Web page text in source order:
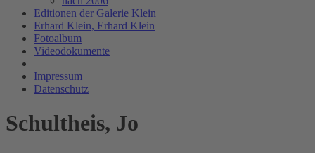
Editionen der Galerie Klein
Erhard Klein, Erhard Klein
Fotoalbum
Videodokumente
Impressum
Datenschutz
Schultheis, Jo